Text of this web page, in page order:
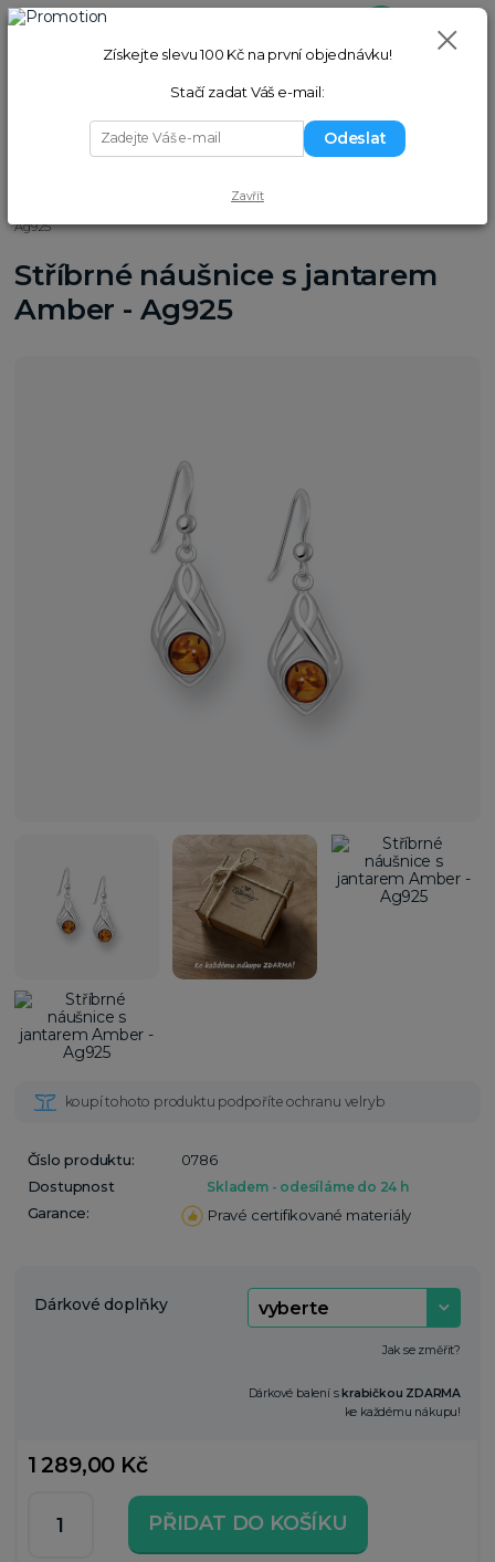
Menu
+420 775 058 977
0,00 Kč
Stříbrné náušnice s jantarem Amber -
Ag925
Stříbrné náušnice s jantarem
Amber - Ag925
Číslo produktu:
0786
Dostupnost
Skladem - odesíláme do 24 h
Garance: Pravé certifikované materiály
Dárkové doplňky
Jak se změřit?
Dárkové balení s krabičkou ZDARMA
ke každému nákupu!
1 289,00 Kč
PŘIDAT DO KOŠÍKU
Získejte slevu 100 Kč na první objednávku!
Stačí zadat Váš e-mail:
Odeslat
Zavřít